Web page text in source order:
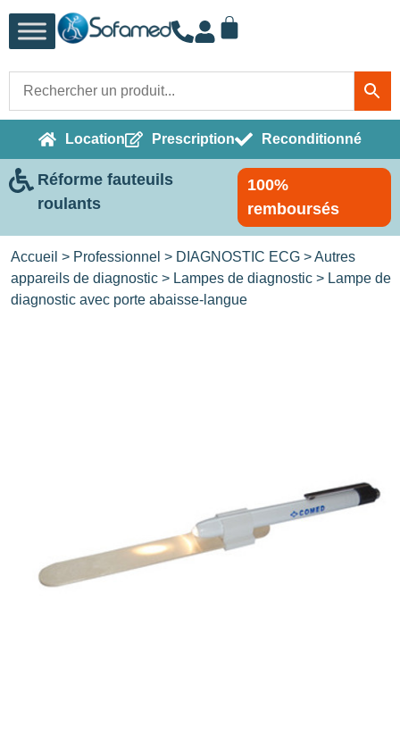
Location Prescription Reconditionné
Réforme fauteuils
roulants
100%
remboursés
Accueil > Professionnel > DIAGNOSTIC ECG >Autres
appareils de diagnostic > Lampes de diagnostic > Lampe de
diagnostic avec porte abaisse-langue